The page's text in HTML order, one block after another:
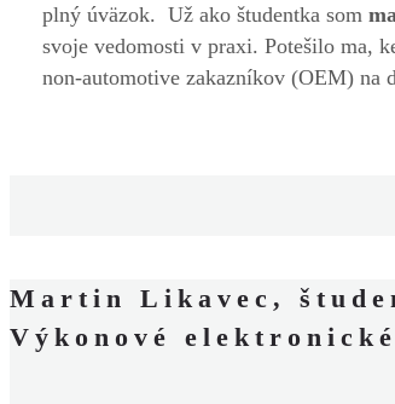
plný úväzok. Už ako študentka som
svoje vedomosti v praxi. Potešilo ma,
non-automotive zakazníkov (OEM) na
Martin Likavec,
Výkonové